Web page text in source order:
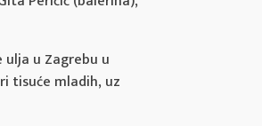
u Zagrebu u
tisuće mladih, uz